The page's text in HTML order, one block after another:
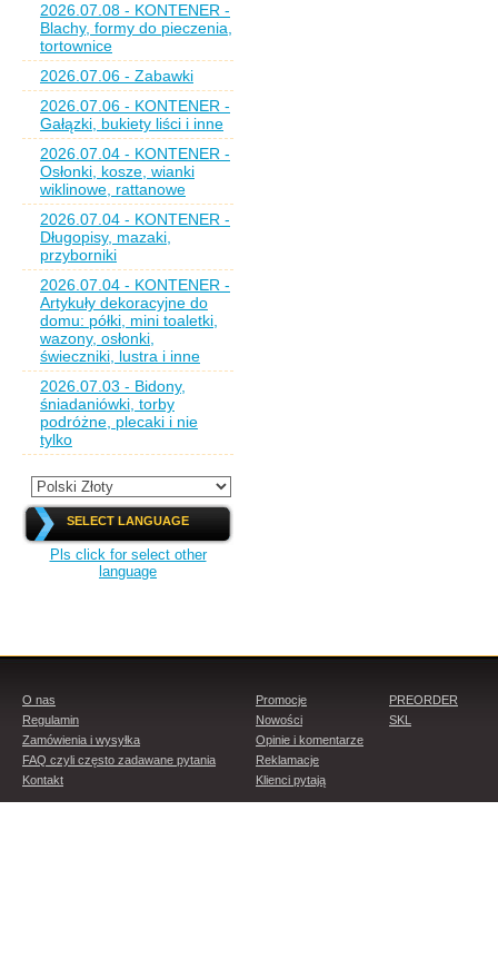
2026.07.08 - KONTENER -
Blachy, formy do pieczenia,
tortownice
2026.07.06 - Zabawki
2026.07.06 - KONTENER -
Gałązki, bukiety liści i inne
2026.07.04 - KONTENER -
Osłonki, kosze, wianki
wiklinowe, rattanowe
2026.07.04 - KONTENER -
Długopisy, mazaki,
przyborniki
2026.07.04 - KONTENER -
Artykuły dekoracyjne do
domu: półki, mini toaletki,
wazony, osłonki,
świeczniki, lustra i inne
2026.07.03 - Bidony,
śniadaniówki, torby
podróżne, plecaki i nie
tylko
SELECT LANGUAGE
Pls click for select other
language
O nas
Regulamin
Zamówienia i wysyłka
FAQ czyli często zadawane pytania
Kontakt
Promocje
Nowości
Opinie i komentarze
Reklamacje
Klienci pytają
PREORDER
SKL